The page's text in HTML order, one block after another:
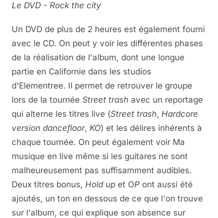
Le DVD - Rock the city
Un DVD de plus de 2 heures est également fourni
avec le CD. On peut y voir les différentes phases
de la réalisation de l'album, dont une longue
partie en Californie dans les studios
d'Elementree. Il permet de retrouver le groupe
lors de la tournée Street trash avec un reportage
qui alterne les titres live (Street trash, Hardcore
version dancefloor, KO) et les délires inhérents à
chaque tournée. On peut également voir Ma
musique en live même si les guitares ne sont
malheureusement pas suffisamment audibles.
Deux titres bonus, Hold up et OP ont aussi été
ajoutés, un ton en dessous de ce que l'on trouve
sur l'album, ce qui explique son absence sur